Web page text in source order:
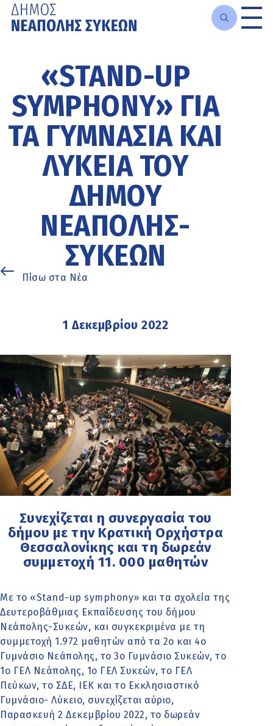
κυρίως
περιεχόμενο«STAND-UP
SYMPHONY» ΓΙΑ
ΤΑ ΓΥΜΝΆΣΙΑ ΚΑΙ
ΛΎΚΕΙΑ ΤΟΥ
ΔΉΜΟΥ
ΝΕΆΠΟΛΗΣ-
ΣΥΚΕΏΝ
Πίσω στα Νέα
1 Δεκεμβρίου 2022
Συνεχίζεται η συνεργασία του
δήμου με την Κρατική Ορχήστρα
Θεσσαλονίκης και τη δωρεάν
συμμετοχή 11. 000 μαθητών
Με το «Stand-up symphony» και τα σχολεία της
Δευτεροβάθμιας Εκπαίδευσης του δήμου
Νεάπολης-Συκεών, και συγκεκριμένα με τη
συμμετοχή 1.972 μαθητών από τα 2ο και 4ο
Γυμνάσιο Νεάπολης, το 3ο Γυμνάσιο Συκεών, το
1ο ΓΕΛ Νεάπολης, 1ο ΓΕΛ Συκεών, το ΓΕΛ
Πεύκων, το ΣΔΕ, ΙΕΚ και το Εκκλησιαστικό
Γυμνάσιο- Λύκειο, συνεχίζεται αύριο,
Παρασκευή 2 Δεκεμβρίου 2022, το δωρεάν